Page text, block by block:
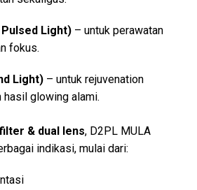
Pulsed Light) – untuk perawatan
fokus.
Light) – untuk rejuvenation
hasil glowing alami.
& dual lens, D2PL MULA
indikasi, mulai dari: